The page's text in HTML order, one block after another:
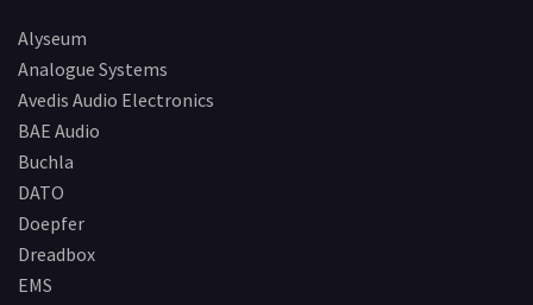
Alyseum
Analogue Systems
Avedis Audio Electronics
BAE Audio
Buchla
DATO
Doepfer
Dreadbox
EMS